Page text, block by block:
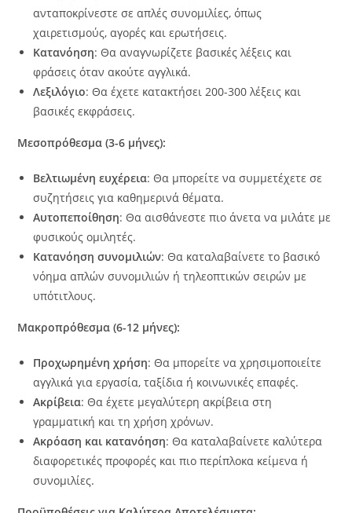
ανταποκρίνεστε σε απλές συνομιλίες, όπως
χαιρετισμούς, αγορές και ερωτήσεις.
Κατανόηση: Θα αναγνωρίζετε βασικές λέξεις και
φράσεις όταν ακούτε αγγλικά.
Λεξιλόγιο: Θα έχετε κατακτήσει 200-300 λέξεις και
βασικές εκφράσεις.
Μεσοπρόθεσμα (3-6 μήνες):
Βελτιωμένη ευχέρεια: Θα μπορείτε να συμμετέχετε σε
συζητήσεις για καθημερινά θέματα.
Αυτοπεποίθηση: Θα αισθάνεστε πιο άνετα να μιλάτε με
φυσικούς ομιλητές.
Κατανόηση συνομιλιών: Θα καταλαβαίνετε το βασικό
νόημα απλών συνομιλιών ή τηλεοπτικών σειρών με
υπότιτλους.
Μακροπρόθεσμα (6-12 μήνες):
Προχωρημένη χρήση: Θα μπορείτε να χρησιμοποιείτε
αγγλικά για εργασία, ταξίδια ή κοινωνικές επαφές.
Ακρίβεια: Θα έχετε μεγαλύτερη ακρίβεια στη
γραμματική και τη χρήση χρόνων.
Ακρόαση και κατανόηση: Θα καταλαβαίνετε καλύτερα
διαφορετικές προφορές και πιο περίπλοκα κείμενα ή
συνομιλίες.